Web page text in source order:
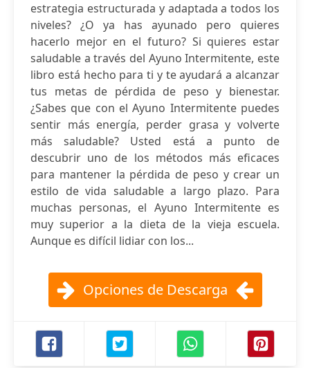
estrategia estructurada y adaptada a todos los
niveles? ¿O ya has ayunado pero quieres
hacerlo mejor en el futuro? Si quieres estar
saludable a través del Ayuno Intermitente, este
libro está hecho para ti y te ayudará a alcanzar
tus metas de pérdida de peso y bienestar.
¿Sabes que con el Ayuno Intermitente puedes
sentir más energía, perder grasa y volverte
más saludable? Usted está a punto de
descubrir uno de los métodos más eficaces
para mantener la pérdida de peso y crear un
estilo de vida saludable a largo plazo. Para
muchas personas, el Ayuno Intermitente es
muy superior a la dieta de la vieja escuela.
Aunque es difícil lidiar con los...
Opciones de Descarga